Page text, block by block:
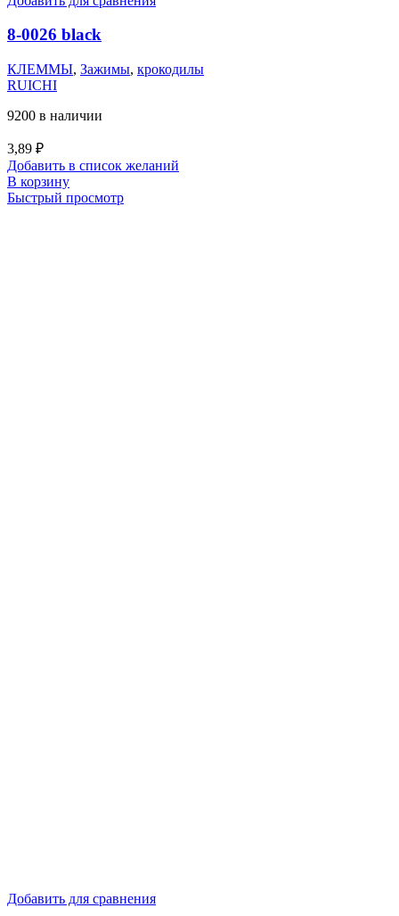
8-0026 black
КЛЕММЫ, Зажимы, крокодилы
RUICHI
9200 в наличии
3,89 ₽
Добавить в список желаний
В корзину
Быстрый просмотр
Добавить для сравнения